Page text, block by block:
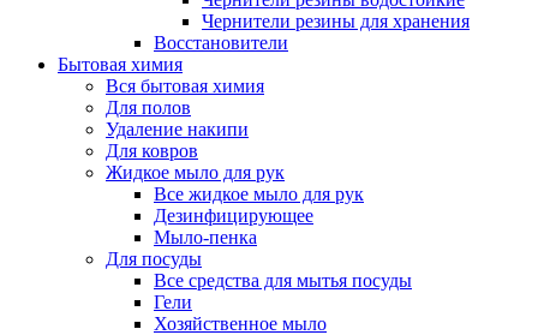
Чернители резины для хранения
Восстановители
Бытовая химия
Вся бытовая химия
Для полов
Удаление накипи
Для ковров
Жидкое мыло для рук
Все жидкое мыло для рук
Дезинфицирующее
Мыло-пенка
Для посуды
Все средства для мытья посуды
Гели
Хозяйственное мыло